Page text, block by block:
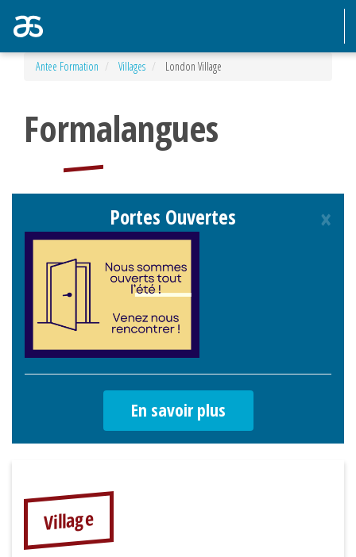
Aller
Antee Formation Villages London Village
Formalangues
×
Portes Ouvertes
En savoir plus
Village